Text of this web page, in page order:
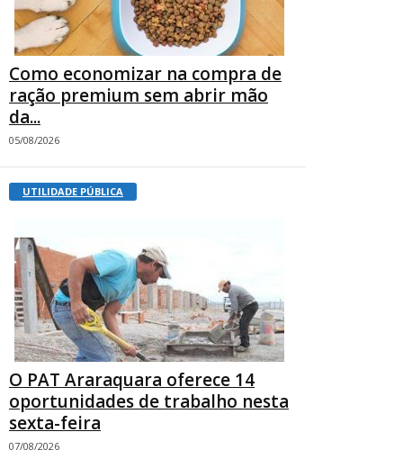
Como economizar na compra de
ração premium sem abrir mão
da...
05/08/2026
UTILIDADE PÚBLICA
O PAT Araraquara oferece 14
oportunidades de trabalho nesta
sexta-feira
07/08/2026